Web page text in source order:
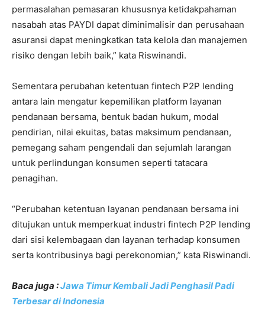
permasalahan pemasaran khususnya ketidakpahaman
nasabah atas PAYDI dapat diminimalisir dan perusahaan
asuransi dapat meningkatkan tata kelola dan manajemen
risiko dengan lebih baik,” kata Riswinandi.
Sementara perubahan ketentuan fintech P2P lending
antara lain mengatur kepemilikan platform layanan
pendanaan bersama, bentuk badan hukum, modal
pendirian, nilai ekuitas, batas maksimum pendanaan,
pemegang saham pengendali dan sejumlah larangan
untuk perlindungan konsumen seperti tatacara
penagihan.
“Perubahan ketentuan layanan pendanaan bersama ini
ditujukan untuk memperkuat industri fintech P2P lending
dari sisi kelembagaan dan layanan terhadap konsumen
serta kontribusinya bagi perekonomian,” kata Riswinandi.
Baca juga :Jawa Timur Kembali Jadi Penghasil Padi
Terbesar di Indonesia